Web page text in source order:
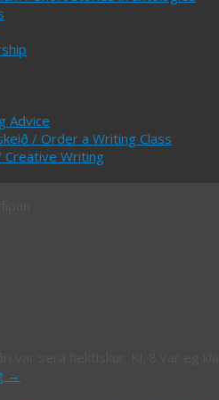
Advice
/ Order a Writing Class
Writing
→